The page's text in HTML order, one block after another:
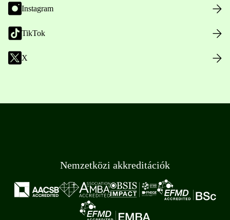
Instagram
TikTok
X
Nemzetközi akkreditációk